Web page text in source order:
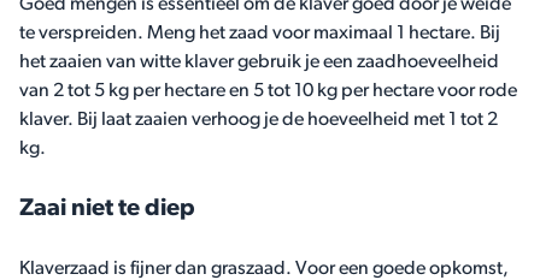
Goed mengen is essentieel om de klaver goed door je weide
te verspreiden. Meng het zaad voor maximaal 1 hectare. Bij
het zaaien van witte klaver gebruik je een zaadhoeveelheid
van 2 tot 5 kg per hectare en 5 tot 10 kg per hectare voor rode
klaver. Bij laat zaaien verhoog je de hoeveelheid met 1 tot 2
kg.
Zaai niet te diep
Klaverzaad is fijner dan graszaad. Voor een goede opkomst,